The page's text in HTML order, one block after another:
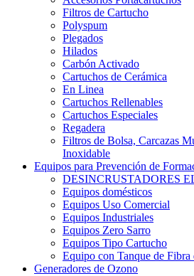
Filtros de Cartucho
Polyspum
Plegados
Hilados
Carbón Activado
Cartuchos de Cerámica
En Linea
Cartuchos Rellenables
Cartuchos Especiales
Regadera
Filtros de Bolsa, Carcazas
Inoxidable
Equipos para Prevención de
DESINCRUSTADORES
Equipos domésticos
Equipos Uso Comercial
Equipos Industriales
Equipos Zero Sarro
Equipos Tipo Cartucho
Equipo con Tanque de
Generadores de Ozono